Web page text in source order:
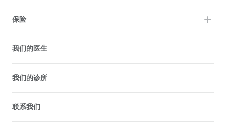
保险
我们的医生
我们的诊所
联系我们